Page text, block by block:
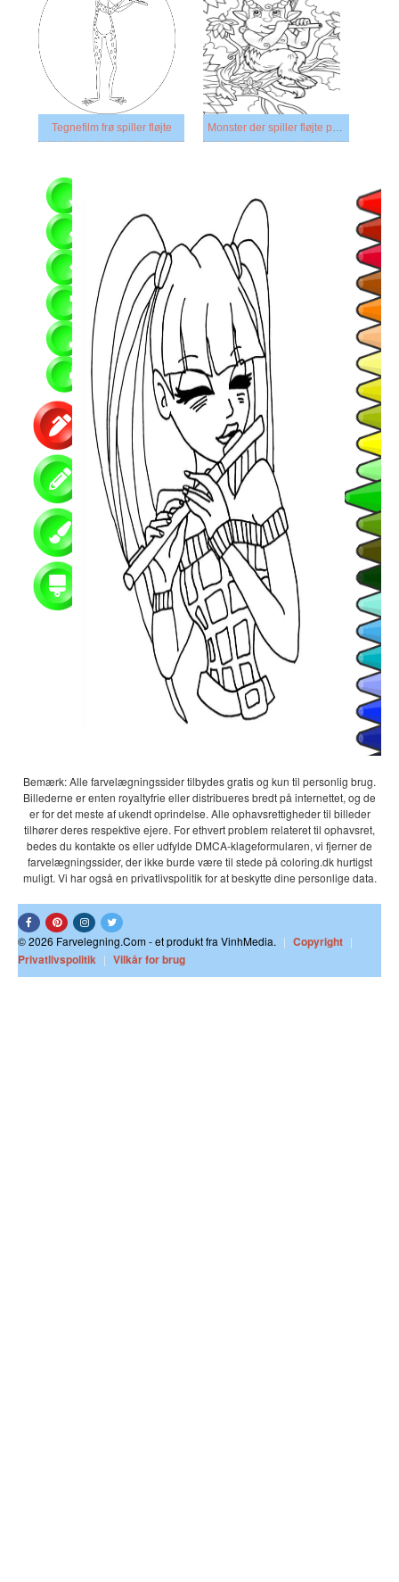
Tegnefilm frø spiller fløjte Monster der spiller fløjte på træet
Bemærk: Alle farvelægningssider tilbydes gratis og kun til personlig brug.
Billederne er enten royaltyfrie eller distribueres bredt på internettet, og de
er for det meste af ukendt oprindelse. Alle ophavsrettigheder til billeder
tilhører deres respektive ejere. For ethvert problem relateret til ophavsret,
bedes du kontakte os eller udfylde DMCA-klageformularen, vi fjerner de
farvelægningssider, der ikke burde være til stede på coloring.dk hurtigst
muligt. Vi har også en privatlivspolitik for at beskytte dine personlige data.
© 2026 Farvelegning.Com - et produkt fra VinhMedia. | Copyright |
Privatlivspolitik | Vilkår for brug